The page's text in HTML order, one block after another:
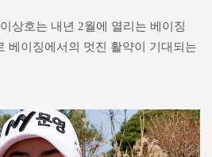
상호는 내년 2월에 열리는 베이징
베이징에서의 멋진 활약이 기대되는